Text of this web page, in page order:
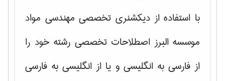
با استفاده از دیکشنری تخصصی مهندسی مواد
موسسه البرز اصطلاحات تخصصی رشته خود را
از فارسی به انگلیسی و یا از انگلیسی به فارسی